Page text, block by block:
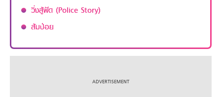
วิ่งสู้ฟัด (Police Story)
ส้มป่อย